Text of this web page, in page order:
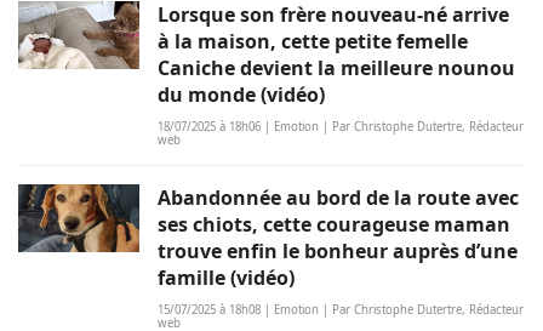
Lorsque son frère nouveau-né arrive
à la maison, cette petite femelle
Caniche devient la meilleure nounou
du monde (vidéo)
18/07/2025 à 18h06 | Emotion | Par Christophe Dutertre, Rédacteur
web
Abandonnée au bord de la route avec
ses chiots, cette courageuse maman
trouve enfin le bonheur auprès d’une
famille (vidéo)
15/07/2025 à 18h08 | Emotion | Par Christophe Dutertre, Rédacteur
web